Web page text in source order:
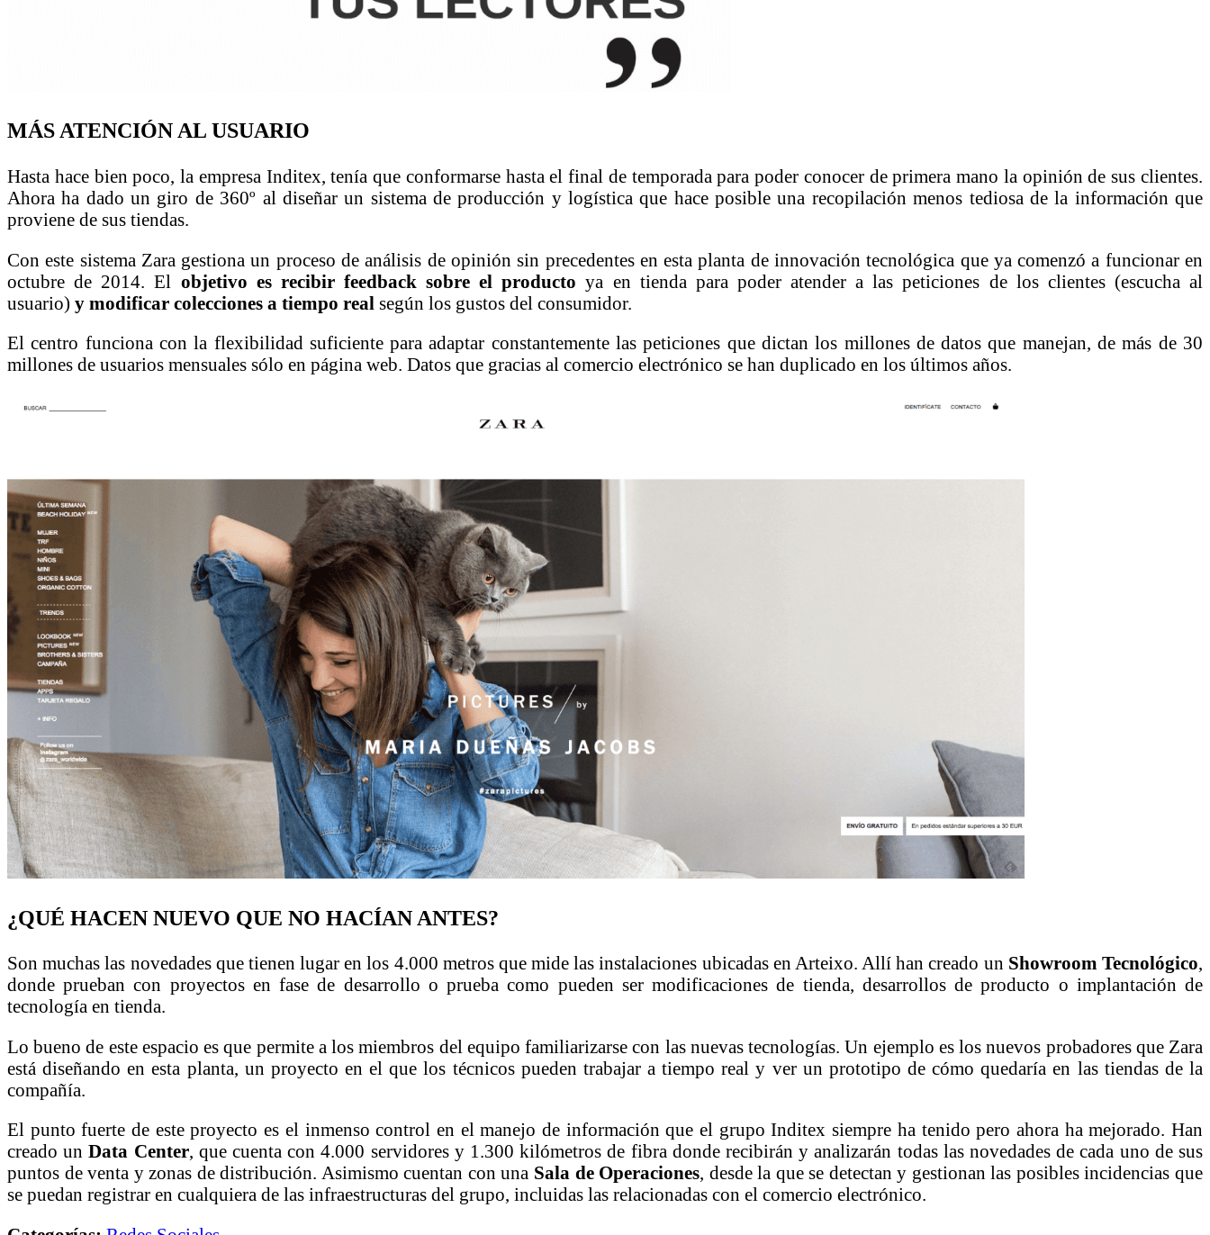
MÁS ATENCIÓN AL USUARIO
Hasta hace bien poco, la empresa Inditex, tenía que conformarse hasta el final de temporada para poder conocer de primera mano la opinión de sus clientes.
Ahora ha dado un giro de 360º al diseñar un sistema de producción y logística que hace posible una recopilación menos tediosa de la información que
proviene de sus tiendas.
Con este sistema Zara gestiona un proceso de análisis de opinión sin precedentes en esta planta de innovación tecnológica que ya comenzó a funcionar en
octubre de 2014. El objetivo es recibir feedback sobre el producto ya en tienda para poder atender a las peticiones de los clientes (escucha al
usuario) y modificar colecciones a tiempo real según los gustos del consumidor.
El centro funciona con la flexibilidad suficiente para adaptar constantemente las peticiones que dictan los millones de datos que manejan, de más de 30
millones de usuarios mensuales sólo en página web. Datos que gracias al comercio electrónico se han duplicado en los últimos años.
¿QUÉ HACEN NUEVO QUE NO HACÍAN ANTES?
Son muchas las novedades que tienen lugar en los 4.000 metros que mide las instalaciones ubicadas en Arteixo. Allí han creado un Showroom Tecnológico,
donde prueban con proyectos en fase de desarrollo o prueba como pueden ser modificaciones de tienda, desarrollos de producto o implantación de
tecnología en tienda.
Lo bueno de este espacio es que permite a los miembros del equipo familiarizarse con las nuevas tecnologías. Un ejemplo es los nuevos probadores que Zara
está diseñando en esta planta, un proyecto en el que los técnicos pueden trabajar a tiempo real y ver un prototipo de cómo quedaría en las tiendas de la
compañía.
El punto fuerte de este proyecto es el inmenso control en el manejo de información que el grupo Inditex siempre ha tenido pero ahora ha mejorado. Han
creado unData Center, que cuenta con 4.000 servidores y 1.300 kilómetros de fibra donde recibirán y analizarán todas las novedades de cada uno de sus
puntos de venta y zonas de distribución. Asimismo cuentan con una Sala de Operaciones, desde la que se detectan y gestionan las posibles incidencias que
se puedan registrar en cualquiera de las infraestructuras del grupo, incluidas las relacionadas con el comercio electrónico.